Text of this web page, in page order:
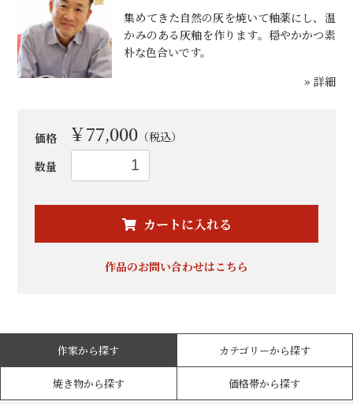
集めてきた自然の灰を焼いて釉薬にし、温
かみのある灰釉を作ります。穏やかかつ素
朴な色合いです。
» 詳細
価格 ￥77,000 （税込）
数量
カートに入れる
お買い物を続ける カートへ進む
作品のお問い合わせはこちら
作家から探す カテゴリーから探す
焼き物から探す 価格帯から探す